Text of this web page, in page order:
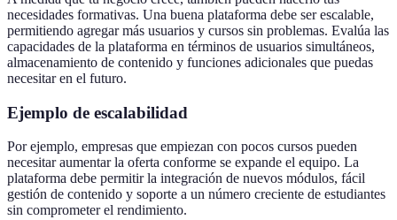
necesidades formativas. Una buena plataforma debe ser escalable,
permitiendo agregar más usuarios y cursos sin problemas. Evalúa las
capacidades de la plataforma en términos de usuarios simultáneos,
almacenamiento de contenido y funciones adicionales que puedas
necesitar en el futuro.
Ejemplo de escalabilidad
Por ejemplo, empresas que empiezan con pocos cursos pueden
necesitar aumentar la oferta conforme se expande el equipo. La
plataforma debe permitir la integración de nuevos módulos, fácil
gestión de contenido y soporte a un número creciente de estudiantes
sin comprometer el rendimiento.